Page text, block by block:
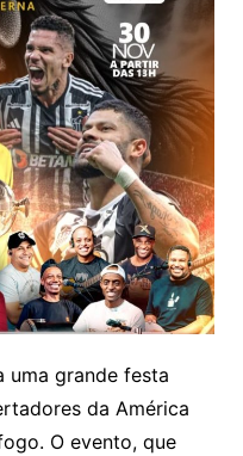
uma grande festa
da América
O evento, que